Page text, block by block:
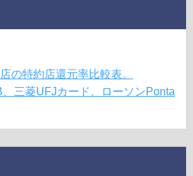
の特約店還元率比較表。
三菱UFJカード、ローソンPonta